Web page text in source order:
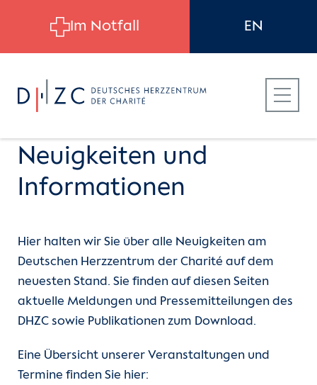
Für Zuweiser:innen
Für Bewerber:innen
Einheiten
Neuigkeiten und
Informationen
Hier halten wir Sie über alle Neuigkeiten am
Deutschen Herzzentrum der Charité auf dem
neuesten Stand. Sie finden auf diesen Seiten
aktuelle Meldungen und Pressemitteilungen des
DHZC sowie Publikationen zum Download.
Eine Übersicht unserer Veranstaltungen und
Termine finden Sie hier:
Im Notfall EN